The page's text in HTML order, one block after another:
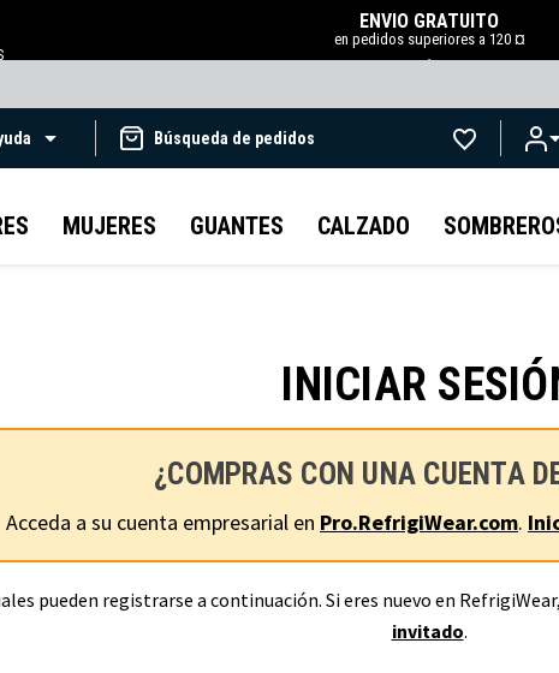
ENVÍO GRATUITO
en pedidos superiores a 120 ¤
.
Búsqueda de pedidos
MUJERES GUANTES CALZADO
INICIAR
¿COMPRAS CON UNA CUENTA
Acceda a su cuenta empresarial en Pro.RefrigiWear.com.
pueden registrarse a continuación. Si eres nuevo en
invitado.